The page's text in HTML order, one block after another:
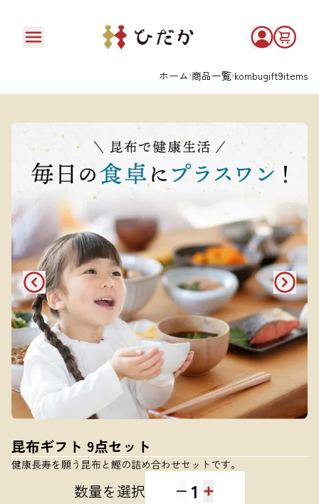
ホーム 商品一覧 kombugift9items
昆布ギフト 9点セット
健康長寿を願う昆布と鰹の詰め合わせセットです。
数量を選択 1